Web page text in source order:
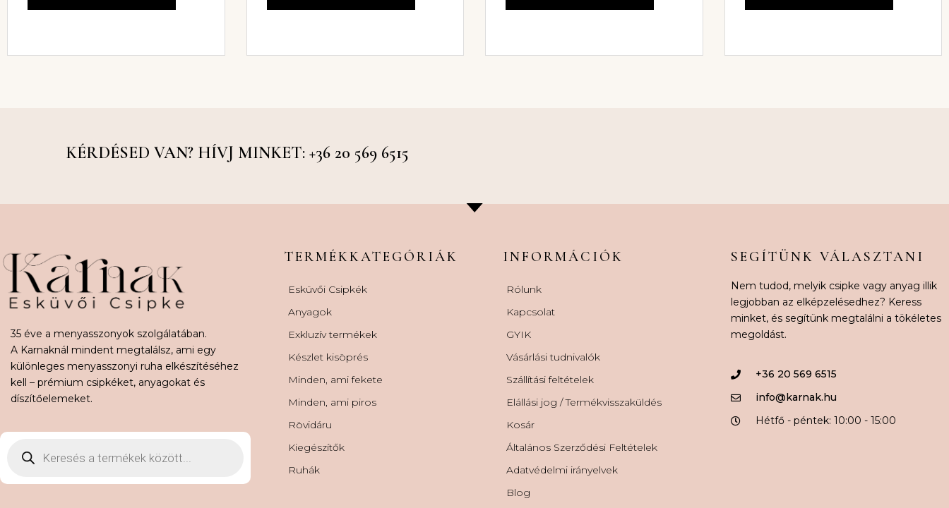
KÉRDÉSED VAN? HÍVJ MINKET: +36 20 569 6515
35 éve a menyasszonyok szolgálatában.
A Karnaknál mindent megtalálsz, ami egy
különleges menyasszonyi ruha elkészítéséhez
kell – prémium csipkéket, anyagokat és
díszítőelemeket.
TERMÉKKATEGÓRIÁK
Esküvői Csipkék
Anyagok
Exkluzív termékek
Készlet kisöprés
Minden, ami fekete
Minden, ami piros
Rövidáru
Kiegészítők
Ruhák
INFORMÁCIÓK
Rólunk
Kapcsolat
GYIK
Vásárlási tudnivalók
Szállítási feltételek
Elállási jog / Termékvisszaküldés
Kosár
Általános Szerződési Feltételek
Adatvédelmi irányelvek
Blog
SEGÍTÜNK VÁLASZTANI
Nem tudod, melyik csipke vagy anyag illik
legjobban az elképzelésedhez? Keress
minket, és segítünk megtalálni a tökéletes
megoldást.
+36 20 569 6515
info@karnak.hu
Hétfő - péntek: 10:00 - 15:00